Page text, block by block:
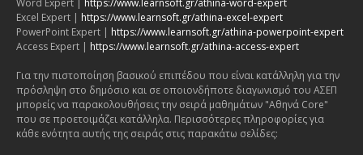
Word Expert | https://www.learnsoft.gr/athina-word-expert
Excel Expert | https://www.learnsoft.gr/athina-excel-expert
PowerPoint Expert | https://www.learnsoft.gr/athina-powerpoint-expert
Access Expert | https://www.learnsoft.gr/athina-access-expert
Για την πιστοποίηση βασικού επιπέδου που είναι κατάλληλη για την
πρόσληψη στο δημόσιο και σε οποιονδήποτε διαγωνισμό του ΑΣΕΠ
μπορείς να παρακολουθήσεις την σειρά μαθημάτων "Αθηνά Core"
που σε προετοιμάζει κατάλληλα. Περισσότερες πληροφορίες για
κάθε ενότητα αυτής της σειράς στις παρακάτω σελίδες: